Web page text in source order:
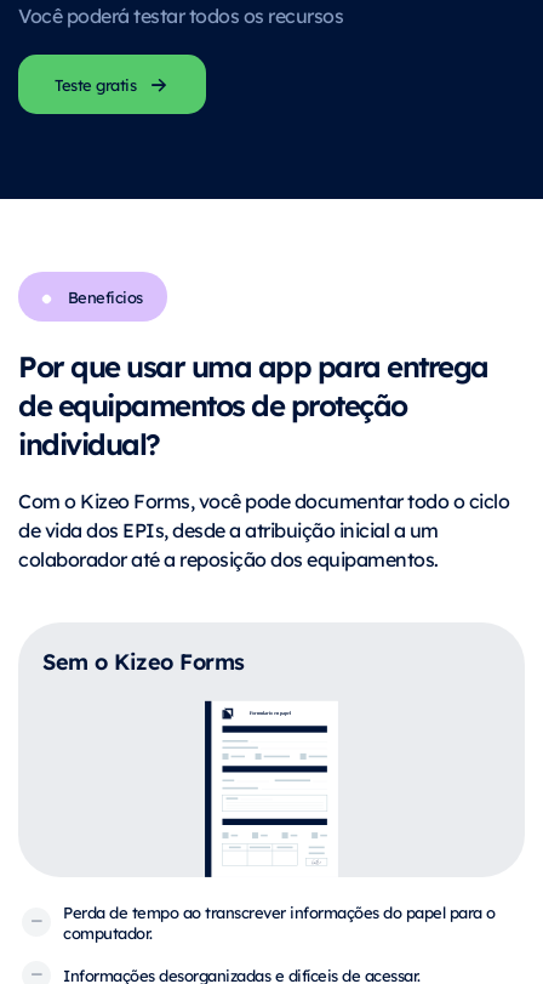
Você poderá testar todos os recursos
Teste gratis
Beneficios
Por que usar uma app para entrega
de equipamentos de proteção
individual?
Com o Kizeo Forms, você pode documentar todo o ciclo
de vida dos EPIs, desde a atribuição inicial a um
colaborador até a reposição dos equipamentos.
Sem o Kizeo Forms
Perda de tempo ao transcrever informações do papel para o
computador.
Informações desorganizadas e difíceis de acessar.